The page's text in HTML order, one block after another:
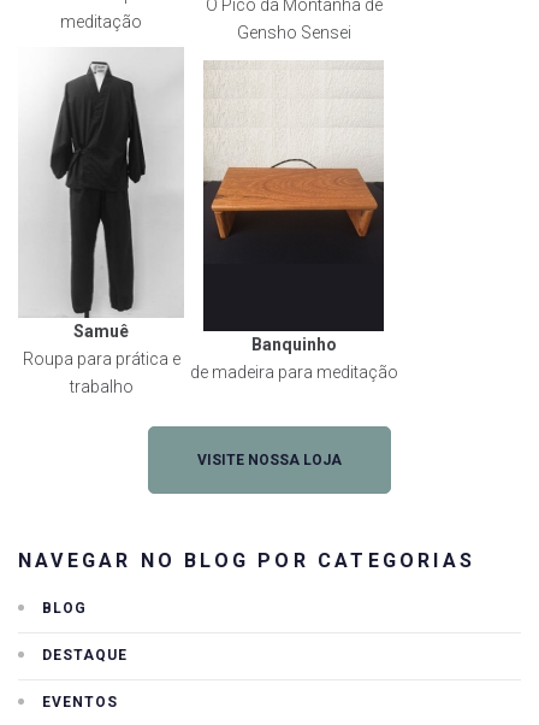
meditação
O Pico da Montanha de
Gensho Sensei
Samuê
Roupa para prática e
trabalho
Banquinho
de madeira para meditação
VISITE NOSSA LOJA
NAVEGAR NO BLOG POR CATEGORIAS
BLOG
DESTAQUE
EVENTOS